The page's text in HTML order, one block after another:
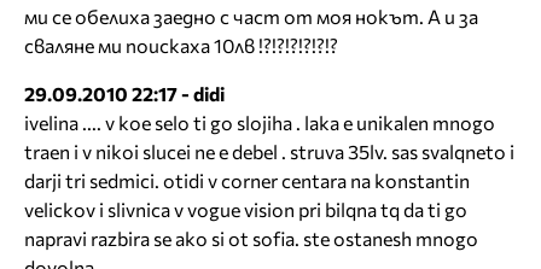
ми се обелиха заедно с част от моя нокът. А и за
сваляне ми поискаха 10лв !?!?!?!?!?!?
29.09.2010 22:17 - didi
ivelina .... v koe selo ti go slojiha . laka e unikalen mnogo
traen i v nikoi slucei ne e debel . struva 35lv. sas svalqneto i
darji tri sedmici. otidi v corner centara na konstantin
velickov i slivnica v vogue vision pri bilqna tq da ti go
napravi razbira se ako si ot sofia. ste ostanesh mnogo